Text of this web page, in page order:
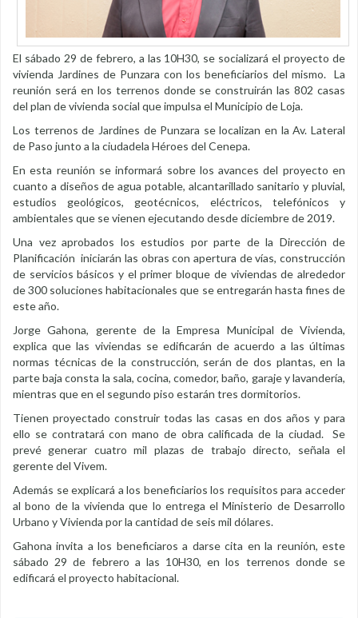
El sábado 29 de febrero, a las 10H30, se socializará el proyecto de
vivienda Jardines de Punzara con los beneficiarios del mismo. La
reunión será en los terrenos donde se construirán las 802 casas
del plan de vivienda social que impulsa el Municipio de Loja.
Los terrenos de Jardines de Punzara se localizan en la Av. Lateral
de Paso junto a la ciudadela Héroes del Cenepa.
En esta reunión se informará sobre los avances del proyecto en
cuanto a diseños de agua potable, alcantarillado sanitario y pluvial,
estudios geológicos, geotécnicos, eléctricos, telefónicos y
ambientales que se vienen ejecutando desde diciembre de 2019.
Una vez aprobados los estudios por parte de la Dirección de
Planificación iniciarán las obras con apertura de vías, construcción
de servicios básicos y el primer bloque de viviendas de alrededor
de 300 soluciones habitacionales que se entregarán hasta fines de
este año.
Jorge Gahona, gerente de la Empresa Municipal de Vivienda,
explica que las viviendas se edificarán de acuerdo a las últimas
normas técnicas de la construcción, serán de dos plantas, en la
parte baja consta la sala, cocina, comedor, baño, garaje y lavandería,
mientras que en el segundo piso estarán tres dormitorios.
Tienen proyectado construir todas las casas en dos años y para
ello se contratará con mano de obra calificada de la ciudad. Se
prevé generar cuatro mil plazas de trabajo directo, señala el
gerente del Vivem.
Además se explicará a los beneficiarios los requisitos para acceder
al bono de la vivienda que lo entrega el Ministerio de Desarrollo
Urbano y Vivienda por la cantidad de seis mil dólares.
Gahona invita a los beneficiaros a darse cita en la reunión, este
sábado 29 de febrero a las 10H30, en los terrenos donde se
edificará el proyecto habitacional.